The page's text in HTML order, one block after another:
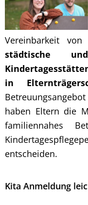
Vereinbarkeit
städtische
in
haben Eltern die
familiennahes
entscheiden.
Kita Anmeldung